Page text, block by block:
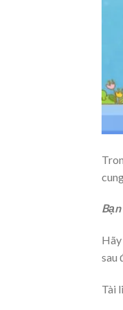
sau
Tài